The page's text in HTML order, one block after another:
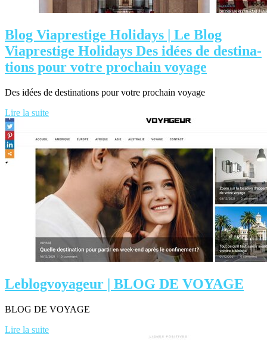
Blog Viaprestige Holidays | Le Blog
Viaprestige Holidays Des idées de destina­
tions pour votre prochain voyage
Des idées de destinations pour votre prochain voyage
Lire la suite
Leblogvoyageur | BLOG DE VOYAGE
BLOG DE VOYAGE
Lire la suite